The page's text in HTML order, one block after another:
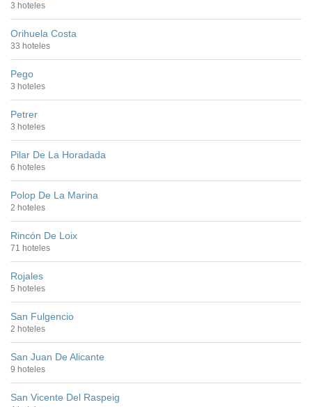
3 hoteles
Orihuela Costa
33 hoteles
Pego
3 hoteles
Petrer
3 hoteles
Pilar De La Horadada
6 hoteles
Polop De La Marina
2 hoteles
Rincón De Loix
71 hoteles
Rojales
5 hoteles
San Fulgencio
2 hoteles
San Juan De Alicante
9 hoteles
San Vicente Del Raspeig